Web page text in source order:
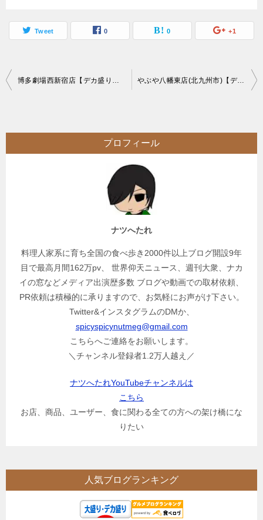
Tweet 0 0 +1
投
ビ
ゲ
博多劇場西新宿店【デカ盛り】大繁盛居酒屋の餃子100コ3人同時チャレンジ【大食い】 やぶや八幡東店(北九州市)【デカ盛り】身体への負担が少ない好条件メガ盛りチャレンジ
プロフィール
ナツへたれ
料理人家系に育ち全国の食べ歩き2000件以上ブログ開設9年
目で最高月間162万pv、 世界仰天ニュース、週刊大衆、ナカ
イの窓などメディア出演歴多数 ブログや動画での取材依頼、
PR依頼は積極的に承りますので、お気軽にお声がけ下さい。
Twitter&インスタグラムのDMか、
spicyspicynutmeg@gmail.com
こちらへご連絡をお願いします。
＼チャンネル登録者1.2万人越え／
ナツへたれYouTubeチャンネルは
こちら
お店、商品、ユーザー、食に関わる全ての方への架け橋にな
りたい
人気ブログランキング